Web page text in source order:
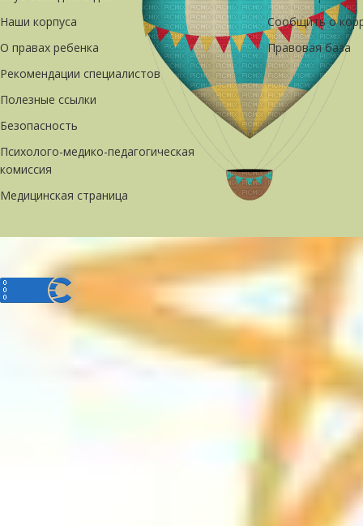
Наши корпуса
О правах ребенка
Рекомендации специалистов
Полезные ссылки
Безопасность
Психолого-медико-педагогическая
комиссия
Медицинская страница
Сообщить о
Правовая база